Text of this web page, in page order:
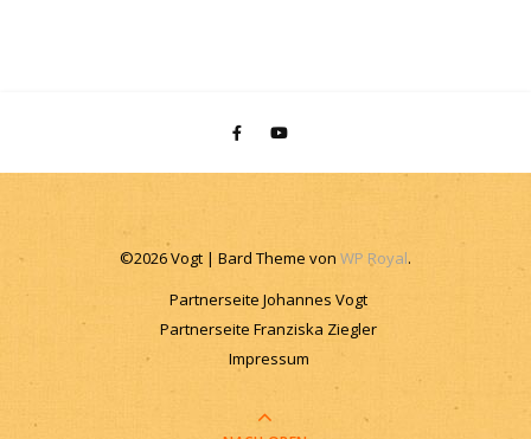
©2026 Vogt | Bard Theme von WP Royal.
Partnerseite Johannes Vogt
Partnerseite Franziska Ziegler
Impressum